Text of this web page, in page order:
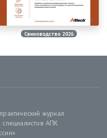
Свиноводство 2026
журнал
АПК